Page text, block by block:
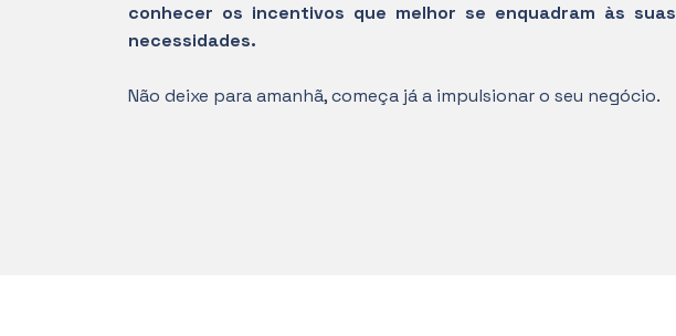
conhecer os incentivos que melhor se enquadram às suas
necessidades.
Não deixe para amanhã, começa já a impulsionar o seu negócio.